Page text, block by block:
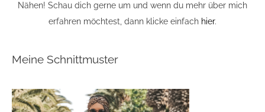
Nähen! Schau dich gerne um und wenn du mehr über mich
erfahren möchtest, dann klicke einfach hier.
Meine Schnittmuster